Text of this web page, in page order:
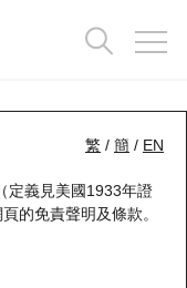
繁 / 簡 / EN
定義見美國1933年證
的免責聲明及條款。